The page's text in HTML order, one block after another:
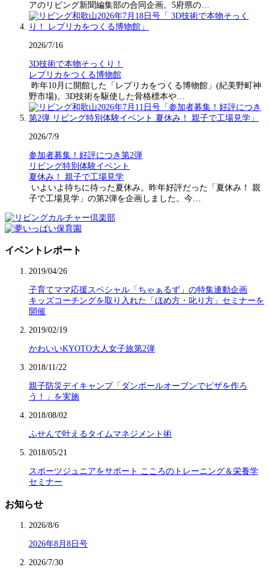
アのリビング新聞編集部の合同企画。5府県の…
2026/7/16
3D技術で本物そっくり！
レプリカをつくる博物館
昨年10月に開館した「レプリカをつくる博物館」(紀美野町神
野市場)。3D技術を駆使した骨格標本や…
2026/7/9
参加者募集！好評につき第2弾
リビング特別体験イベント
夏休み！ 親子で工場見学
いよいよ待ちに待った夏休み。昨年好評だった「夏休み！ 親
子で工場見学」の第2弾を企画しました。今…
イベントレポート
2019/04/26
子育てママ応援スペシャル「ちゃぁるず」の特集連動企画
キッズコーチングを取り入れた「ほめ方・叱り方」セミナーを
開催
2019/02/19
かわいいKYOTO大人女子旅第2弾
2018/11/22
親子防災デイキャンプ「ダンボールオーブンでピザを作ろ
う！」を実施
2018/08/02
ふせんで叶えるタイムマネジメント術
2018/05/21
スポーツジュニアをサポート こころのトレーニング＆栄養学
セミナー
お知らせ
2026/8/6
2026年8月8日号
2026/7/30